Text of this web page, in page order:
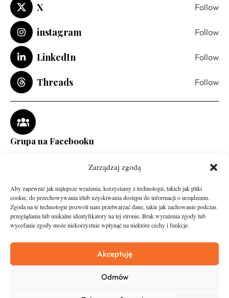
Zarządzaj zgodą
Aby zapewnić jak najlepsze wrażenia, korzystamy z technologii, takich jak pliki
cookie, do przechowywania i/lub uzyskiwania dostępu do informacji o urządzeniu.
Zgoda na te technologie pozwoli nam przetwarzać dane, takie jak zachowanie podczas
przeglądania lub unikalne identyfikatory na tej stronie. Brak wyrażenia zgody lub
wycofanie zgody może niekorzystnie wpłynąć na niektóre cechy i funkcje.
Akceptuję
Odmów
X Follow
instagram Follow
LinkedIn Follow
Threads Follow
Grupa na Facebooku
Asfalt
O nas
Zostań Patronem
Kontakt